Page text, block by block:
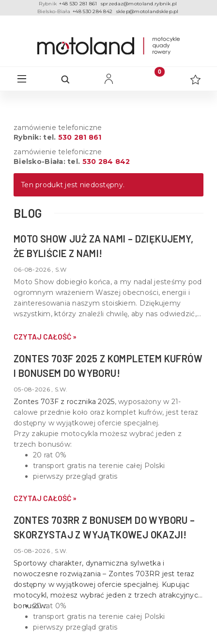
Rybnik +48 530 281 861
sprzedaz@motoland.rybnik.pl
Bielsko-Biała +48 530 284 842 sklep@motolandsklep.pl
zamówienie telefoniczne
Rybnik: tel. 530 281 861
zamówienie telefoniczne
Bielsko-Biała: tel. 530 284 842
Ten produkt jest niedostępny.
BLOG
MOTO SHOW JUŻ ZA NAMI – DZIĘKUJEMY,
ŻE BYLIŚCIE Z NAMI!
06-08-2026 , S.W
Moto Show dobiegło końca, a my nadal jesteśmy pod
ogromnym wrażeniem Waszej obecności, energii i
zainteresowania naszym stoiskiem. Dziękujemy
wszystkim, którzy znaleźli chwilę, aby nas odwiedzić,
do motoryzacji.
CZYTAJ CAŁOŚĆ »
ZONTES 703F 2025 Z KOMPLETEM KUFRÓW
I BONUSEM DO WYBORU!
05-08-2026 , S.W.
Zontes 703F z rocznika 2025, wyposażony w 21-
calowe przednie koło oraz komplet kufrów, jest teraz
dostępny w wyjątkowej ofercie specjalnej.
Przy zakupie motocykla możesz wybrać jeden z
trzech bonusów:
20 rat 0%
transport gratis na terenie całej Polski
pierwszy przegląd gratis
CZYTAJ CAŁOŚĆ »
ZONTES 703RR Z BONUSEM DO WYBORU –
SKORZYSTAJ Z WYJĄTKOWEJ OKAZJI!
05-08-2026 , S.W.
Sportowy charakter, dynamiczna sylwetka i
nowoczesne rozwiązania – Zontes 703RR jest teraz
dostępny w wyjątkowej ofercie specjalnej. Kupując
motocykl, możesz wybrać jeden z trzech atrakcyjnych
bonusów:20 rat 0%
transport gratis na terenie całej Polski
pierwszy przegląd gratis